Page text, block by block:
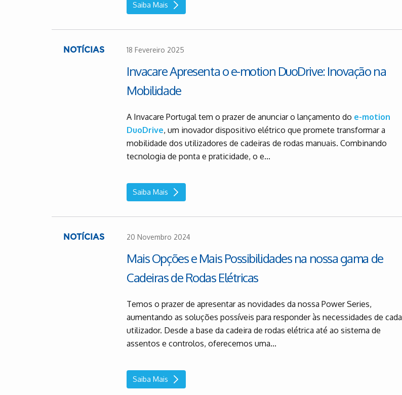
Saiba Mais
NOTÍCIAS 18 Fevereiro 2025
Invacare Apresenta o e-motion DuoDrive: Inovação na
Mobilidade
A Invacare Portugal tem o prazer de anunciar o lançamento do e-motion
DuoDrive, um inovador dispositivo elétrico que promete transformar a
mobilidade dos utilizadores de cadeiras de rodas manuais. Combinando
tecnologia de ponta e praticidade, o e...
Saiba Mais
NOTÍCIAS 20 Novembro 2024
Mais Opções e Mais Possibilidades na nossa gama de
Cadeiras de Rodas Elétricas
Temos o prazer de apresentar as novidades da nossa Power Series,
aumentando as soluções possíveis para responder às necessidades de cada
utilizador. Desde a base da cadeira de rodas elétrica até ao sistema de
assentos e controlos, oferecemos uma...
Saiba Mais